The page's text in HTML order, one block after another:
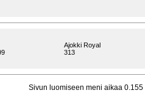
Ajokki Royal
313
Sivun luomiseen meni aikaa